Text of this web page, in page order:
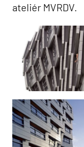
ateliér MVRDV.